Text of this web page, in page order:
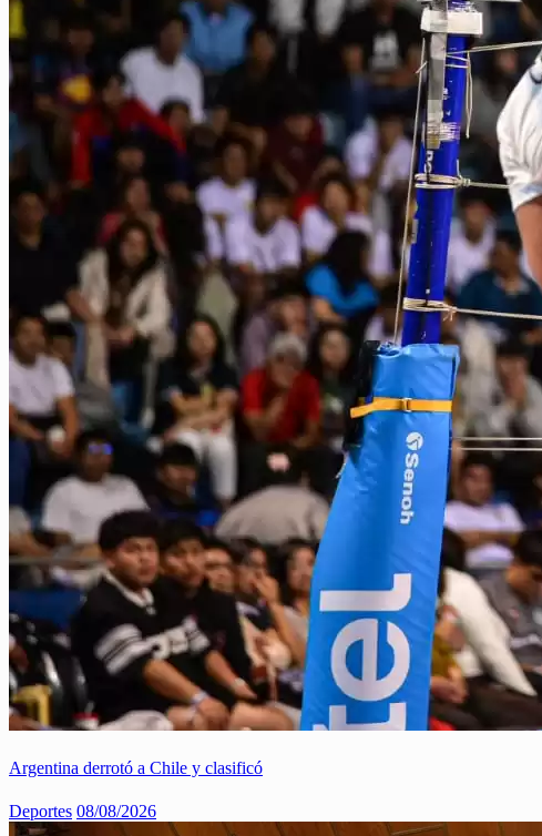
Argentina derrotó a Chile y clasificó
Deportes 08/08/2026